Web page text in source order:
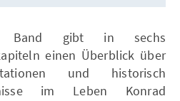
Band gibt in sechs
einen Überblick über
und historisch
im Leben Konrad